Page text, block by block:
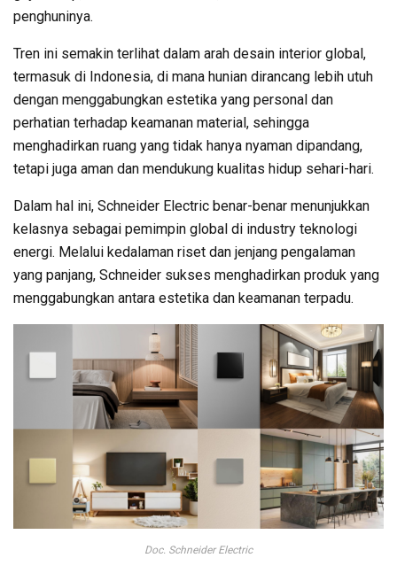
penghuninya.
Tren ini semakin terlihat dalam arah desain interior global,
termasuk di Indonesia, di mana hunian dirancang lebih utuh
dengan menggabungkan estetika yang personal dan
perhatian terhadap keamanan material, sehingga
menghadirkan ruang yang tidak hanya nyaman dipandang,
tetapi juga aman dan mendukung kualitas hidup sehari-hari.
Dalam hal ini, Schneider Electric benar-benar menunjukkan
kelasnya sebagai pemimpin global di industry teknologi
energi. Melalui kedalaman riset dan jenjang pengalaman
yang panjang, Schneider sukses menghadirkan produk yang
menggabungkan antara estetika dan keamanan terpadu.
Doc. Schneider Electric